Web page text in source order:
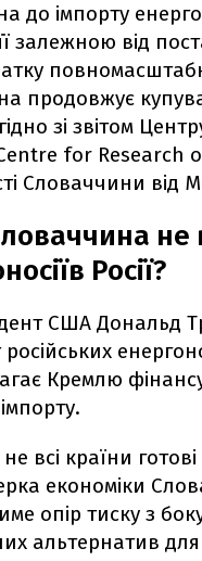
до імпорту
залежною від
продовжує
зі звітом
for Research
Словаччини від
не
Росії?
США Дональд
російських
Кремлю
всі країни
економіки
опір тиску з
альтернатив